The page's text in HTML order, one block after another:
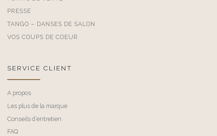
PRESSE
TANGO – DANSES DE SALON
VOS COUPS DE COEUR
SERVICE CLIENT
A propos
Les plus de la marque
Conseils d’entretien
FAQ